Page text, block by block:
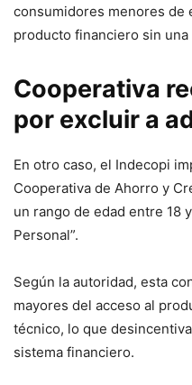
consumidores menores de
producto financiero sin una
Cooperativa
por excluir a
En otro caso, el Indecopi
Cooperativa de Ahorro y
un rango de edad entre 18
Personal”.
Según la autoridad, esta
mayores del acceso al
técnico, lo que
sistema financiero.